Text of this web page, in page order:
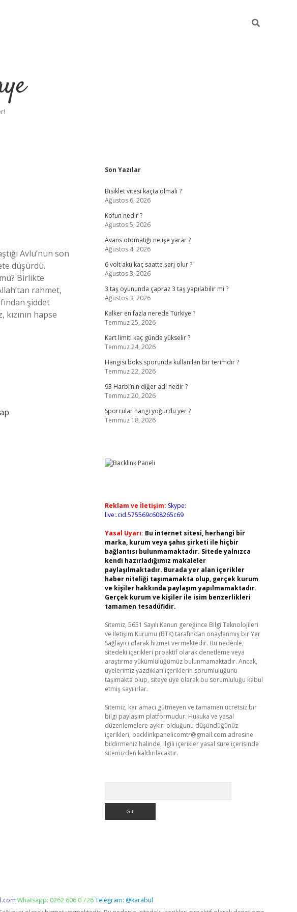
Avlu’nun son
düşürdü.
Birlikte
rahmet,
şiddet
hapse
Sidebar
Son Yazılar
Bisiklet vitesi kaçta olmalı ?
Ağustos 6, 2026
Kofun nedir ?
Ağustos 5, 2026
Avans otomatiği ne işe yarar ?
Ağustos 4, 2026
6 volt akü kaç saatte şarj olur ?
Ağustos 3, 2026
3 taş oyununda çapraz 3 taş yapılabilir mi ?
Ağustos 3, 2026
Kalker en fazla nerede Türkiye ?
Temmuz 25, 2026
Kart limiti kaç günde yükselir ?
Temmuz 24, 2026
Hangisi boks sporunda kullanılan bir terimdir ?
Temmuz 22, 2026
93 Harbi’nin diğer adı nedir ?
Temmuz 20, 2026
Sporcular hangi yoğurdu yer ?
Temmuz 18, 2026
Reklam ve İletişim: Skype:
live:.cid.575569c608265c69
Yasal Uyarı: Bu internet sitesi, herhangi bir
marka, kurum veya şahıs şirketi ile hiçbir
bağlantısı bulunmamaktadır. Sitede yalnızca
kendi hazırladığımız makaleler
paylaşılmaktadır. Burada yer alan içerikler
haber niteliği taşımamakta olup, gerçek kurum
ve kişiler hakkında paylaşım yapılmamaktadır.
Gerçek kurum ve kişiler ile isim benzerlikleri
tamamen tesadüfidir.
Sitemiz, 5651 Sayılı Kanun gereğince Bilgi Teknolojileri
ve İletişim Kurumu (BTK) tarafından onaylanmış bir Yer
Sağlayıcı olarak hizmet vermektedir. Bu nedenle,
sitedeki içerikleri proaktif olarak denetleme veya
araştırma yükümlülüğümüz bulunmamaktadır. Ancak,
üyelerimiz yazdıkları içeriklerin sorumluluğunu
taşımakta olup, siteye üye olarak bu sorumluluğu kabul
etmiş sayılırlar.
Sitemiz, kar amacı gütmeyen ve tamamen ücretsiz bir
bilgi paylaşım platformudur. Hukuka ve yasal
düzenlemelere aykırı olduğunu düşündüğünüz
içerikleri, backlinkpanelicomtr@gmail.com adresine
bildirmeniz halinde, ilgili içerikler yasal süre içerisinde
sitemizden kaldırılacaktır.
Whatsapp: 0262 606 0 726Telegram: @karabul